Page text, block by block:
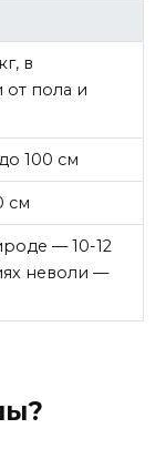
в
от пола и
100 см
см
— 10-12
неволи —